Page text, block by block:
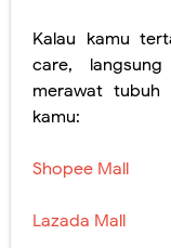
Kalau kamu
care,
merawat tubuh
kamu:
Shopee Mall
Lazada Mall